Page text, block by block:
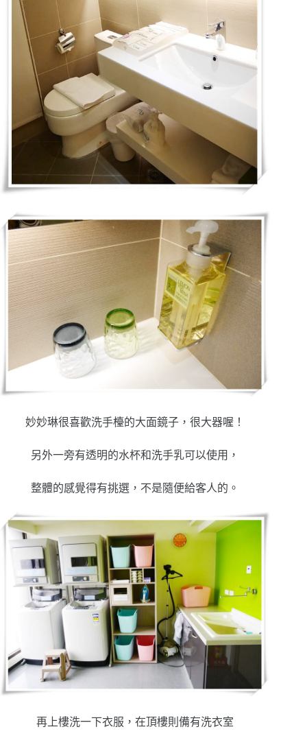
妙妙琳很喜歡洗手檯的大面鏡子，很大器喔！
另外一旁有透明的水杯和洗手乳可以使用，
整體的感覺得有挑選，不是隨便給客人的。
再上樓洗一下衣服，在頂樓則備有洗衣室